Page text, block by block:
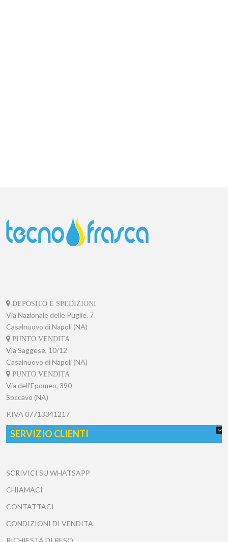
DEPOSITO E SPEDIZIONI
Via Nazionale delle Puglie, 7
Casalnuovo di Napoli (NA)
PUNTO VENDITA
Via Saggese, 10/12
Casalnuovo di Napoli (NA)
PUNTO VENDITA
Via dell'Epomeo, 390
Soccavo (NA)
P.IVA 07713341217
SERVIZIO CLIENTI
SCRIVICI SU WHATSAPP
CHIAMACI
CONTATTACI
CONDIZIONI DI VENDITA
RICHIESTA DI RESO